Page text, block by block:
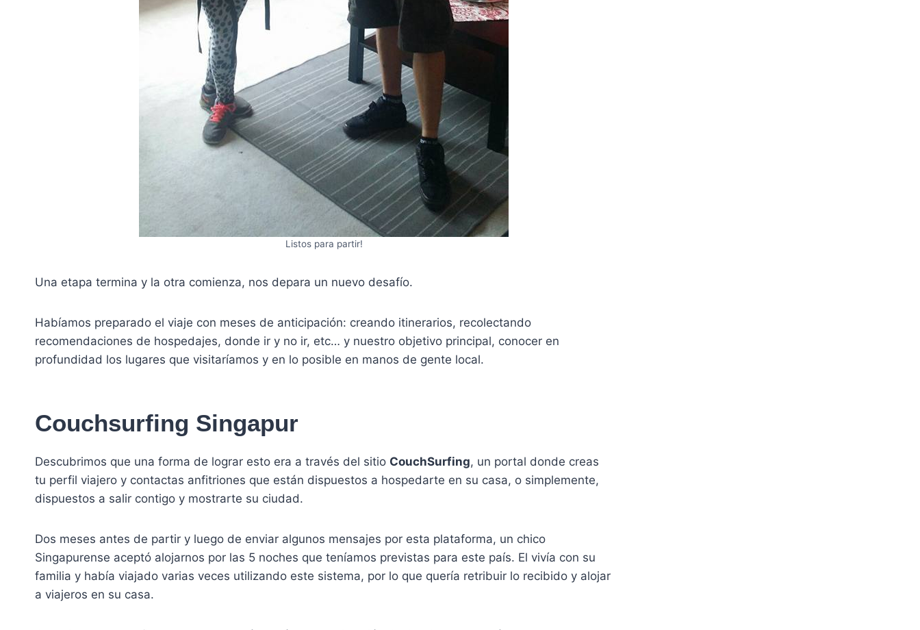
Listos para partir!
Una etapa termina y la otra comienza, nos depara un nuevo desafío.
Habíamos preparado el viaje con meses de anticipación: creando itinerarios, recolectando
recomendaciones de hospedajes, donde ir y no ir, etc… y nuestro objetivo principal, conocer en
profundidad los lugares que visitaríamos y en lo posible en manos de gente local.
Couchsurfing Singapur
Descubrimos que una forma de lograr esto era a través del sitio CouchSurfing, un portal donde creas
tu perfil viajero y contactas anfitriones que están dispuestos a hospedarte en su casa, o simplemente,
dispuestos a salir contigo y mostrarte su ciudad.
Dos meses antes de partir y luego de enviar algunos mensajes por esta plataforma, un chico
Singapurense aceptó alojarnos por las 5 noches que teníamos previstas para este país. El vivía con su
familia y había viajado varias veces utilizando este sistema, por lo que quería retribuir lo recibido y alojar
a viajeros en su casa.